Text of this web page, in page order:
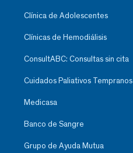
Clínica de Adolescentes
Clínicas de Hemodiálisis
ConsultABC: Consultas sin cita
Cuidados Paliativos Tempranos
Medicasa
Banco de Sangre
Grupo de Ayuda Mutua